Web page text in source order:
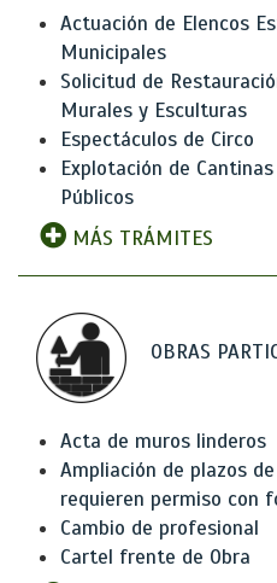
Actuación de Elencos
Municipales
Solicitud de
Murales y Esculturas
Espectáculos de Circo
Explotación de
Públicos
MÁS TRÁMITES
OBRAS
Acta de muros linderos
Ampliación de plazos
requieren permiso con
Cambio de profesional
Cartel frente de Obra